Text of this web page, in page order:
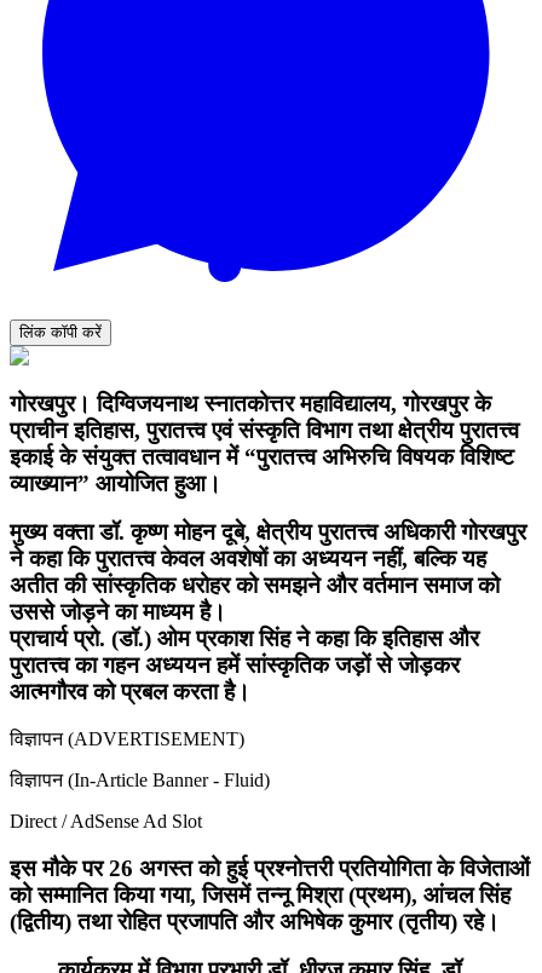
लिंक कॉपी करें
गोरखपुर। दिग्विजयनाथ स्नातकोत्तर महाविद्यालय, गोरखपुर के
प्राचीन इतिहास, पुरातत्त्व एवं संस्कृति विभाग तथा क्षेत्रीय पुरातत्त्व
इकाई के संयुक्त तत्वावधान में “पुरातत्त्व अभिरुचि विषयक विशिष्ट
व्याख्यान” आयोजित हुआ।
मुख्य वक्ता डॉ. कृष्ण मोहन दूबे, क्षेत्रीय पुरातत्त्व अधिकारी गोरखपुर
ने कहा कि पुरातत्त्व केवल अवशेषों का अध्ययन नहीं, बल्कि यह
अतीत की सांस्कृतिक धरोहर को समझने और वर्तमान समाज को
उससे जोड़ने का माध्यम है।
प्राचार्य प्रो. (डॉ.) ओम प्रकाश सिंह ने कहा कि इतिहास और
पुरातत्त्व का गहन अध्ययन हमें सांस्कृतिक जड़ों से जोड़कर
आत्मगौरव को प्रबल करता है।
विज्ञापन (ADVERTISEMENT)
विज्ञापन (In-Article Banner - Fluid)
Direct / AdSense Ad Slot
इस मौके पर 26 अगस्त को हुई प्रश्नोत्तरी प्रतियोगिता के विजेताओं
को सम्मानित किया गया, जिसमें तन्नू मिश्रा (प्रथम), आंचल सिंह
(द्वितीय) तथा रोहित प्रजापति और अभिषेक कुमार (तृतीय) रहे।